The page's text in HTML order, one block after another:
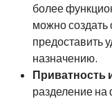
более
можно
предоставить
назначению.
Приватность
разделение